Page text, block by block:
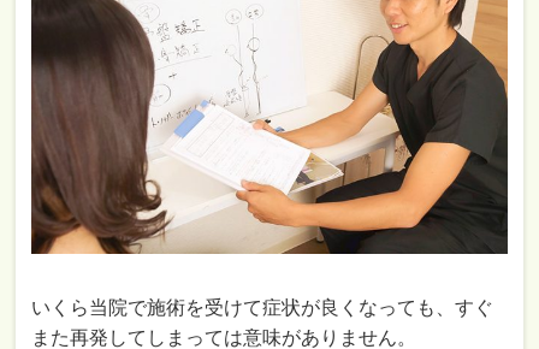
いくら当院で施術を受けて症状が良くなっても、すぐ
また再発してしまっては意味がありません。